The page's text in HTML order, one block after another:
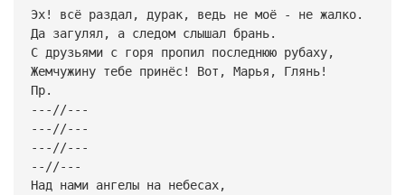
Эх! всё раздал, дурак, ведь не моё - не жалко.
Да загулял, а следом слышал брань.
С друзьями с горя пропил последнюю рубаху,
Жемчужину тебе принёс! Вот, Марья, Глянь!
Пр.
---//---
---//---
---//---
--//---
Над нами ангелы на небесах,